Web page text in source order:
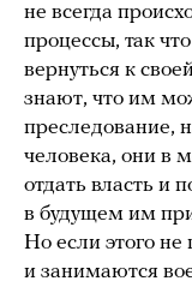
не всегда
процессы, так
вернуться к
знают, что им
преследование,
человека, они в
отдать власть и
в будущем им
Но если этого не
и занимаются